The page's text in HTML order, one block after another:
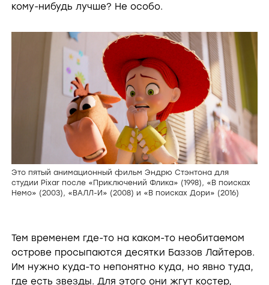
кому-нибудь лучше? Не особо.
Это пятый анимационный фильм Эндрю Стэнтона для
студии Pixar после «Приключений Флика» (1998), «В поисках
Немо» (2003), «ВАЛЛ-И» (2008) и «В поисках Дори» (2016)
Тем временем где-то на каком-то необитаемом
острове просыпаются десятки Баззов Лайтеров.
Им нужно куда-то непонятно куда, но явно туда,
где есть звезды. Для этого они жгут костер,